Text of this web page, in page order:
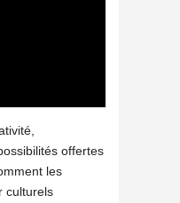
offertes
les
culturels